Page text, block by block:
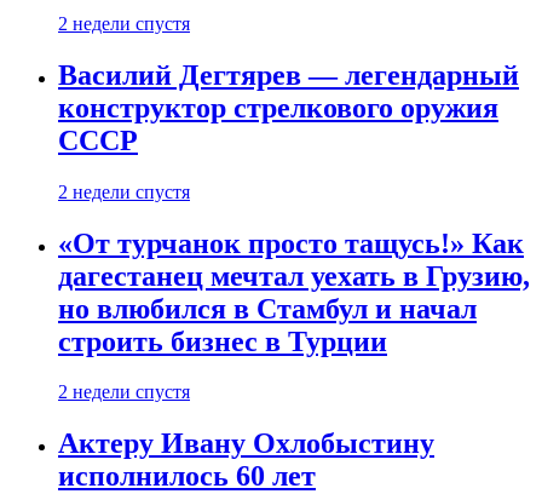
2 недели спустя
Василий Дегтярев — легендарный
конструктор стрелкового оружия
СССР
2 недели спустя
«От турчанок просто тащусь!» Как
дагестанец мечтал уехать в Грузию,
но влюбился в Стамбул и начал
строить бизнес в Турции
2 недели спустя
Актеру Ивану Охлобыстину
исполнилось 60 лет